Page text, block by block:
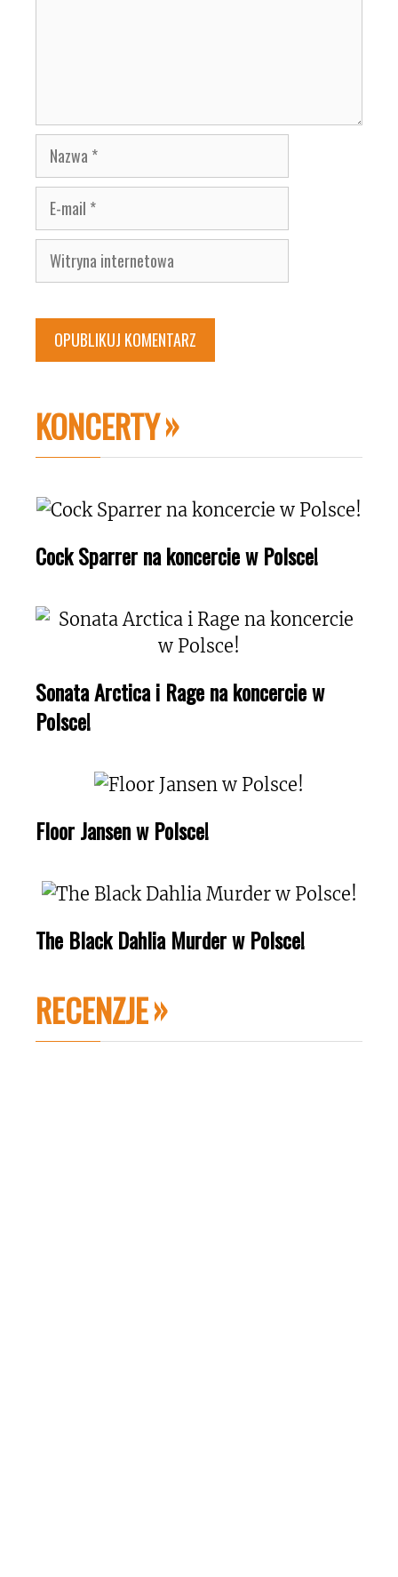
Nazwa
E-
mail
Witryna
internetowa
KONCERTY
Cock Sparrer na koncercie w Polsce!
Sonata Arctica i Rage na koncercie w
Polsce!
Floor Jansen w Polsce!
The Black Dahlia Murder w Polsce!
RECENZJE